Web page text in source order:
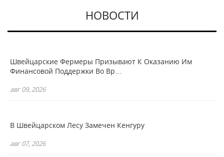
НОВОСТИ
Швейцарские Фермеры Призывают К Оказанию Им
Финансовой Поддержки Во Вр…
авг 09, 2026
В Швейцарском Лесу Замечен Кенгуру
авг 07, 2026